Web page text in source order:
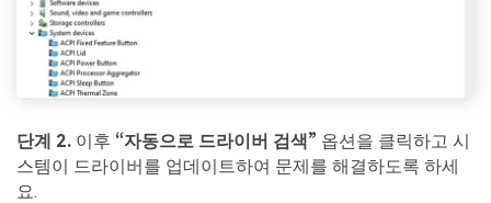
단계 2. 이후 “자동으로 드라이버 검색” 옵션을 클릭하고 시
스템이 드라이버를 업데이트하여 문제를 해결하도록 하세
요.